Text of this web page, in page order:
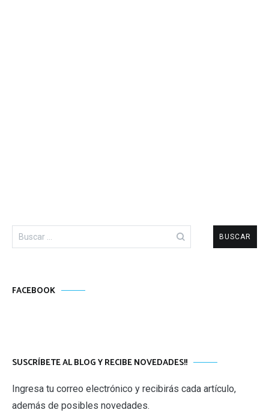
FACEBOOK
SUSCRÍBETE AL BLOG Y RECIBE NOVEDADES!!
Ingresa tu correo electrónico y recibirás cada artículo,
además de posibles novedades.